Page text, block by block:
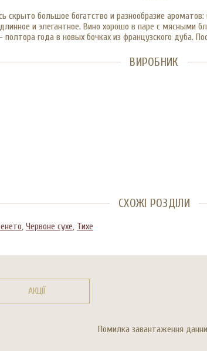
большое богатство и разнообразие
и элегантное. Вино хорошо в паре с
года в новых бочках из французского дуба.
ВИРОБНИК
СХОЖІ РОЗДІЛИ
, Червоне сухе, Тихе
АКЦІЇ
Помилка завантаження